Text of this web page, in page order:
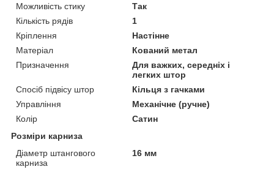
Можливість стику
Так
Кількість рядів
1
Кріплення
Настінне
Матеріал
Кований метал
Призначення
Для важких, середніх і
легких штор
Спосіб підвісу штор
Кільця з гачками
Управління
Механічне (ручне)
Колір
Сатин
Розміри карниза
Діаметр штангового
карниза
16 мм